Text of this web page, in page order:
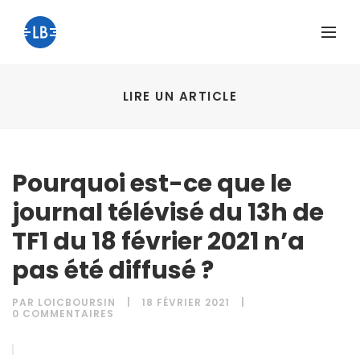
LIRE UN ARTICLE
Pourquoi est-ce que le
journal télévisé du 13h de
TF1 du 18 février 2021 n’a
pas été diffusé ?
PAR LOICBOURSIN
18 FÉVRIER 2021
0 COMMENTAIRES